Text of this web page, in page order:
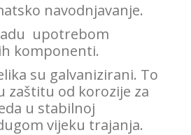
navodnjavanje.
upotrebom
komponenti.
su galvanizirani. To
zaštitu od korozije za
u stabilnoj
vijeku trajanja.